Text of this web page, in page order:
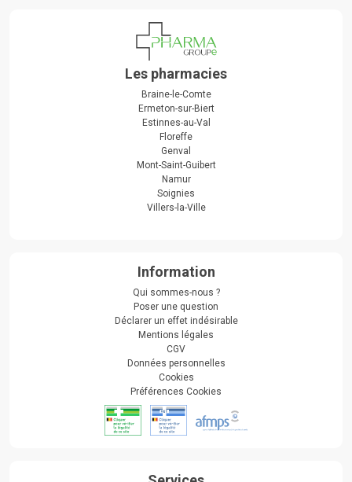
Les pharmacies
Braine-le-Comte
Ermeton-sur-Biert
Estinnes-au-Val
Floreffe
Genval
Mont-Saint-Guibert
Namur
Soignies
Villers-la-Ville
Information
Qui sommes-nous ?
Poser une question
Déclarer un effet indésirable
Mentions légales
CGV
Données personnelles
Cookies
Préférences Cookies